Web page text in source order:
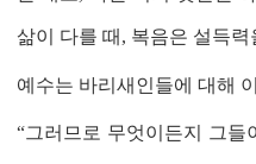
삶이 다를 때 , 복음은 설득력
예수는 바리새인들에 대해
“그러므로 무엇이든지 그들